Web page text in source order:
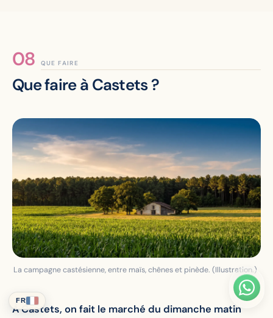
QUE FAIRE
Que faire à Castets ?
La campagne castésienne, entre maïs, chênes et pinède. (Illustration.)
À Castets, on fait le marché du dimanche matin
FR